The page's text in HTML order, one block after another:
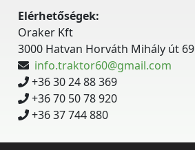
Elérhetőségek:
Oraker Kft
3000 Hatvan Horváth Mihály út 69
info.traktor60@gmail.com
+36 30 24 88 369
+36 70 50 78 920
+36 37 744 880